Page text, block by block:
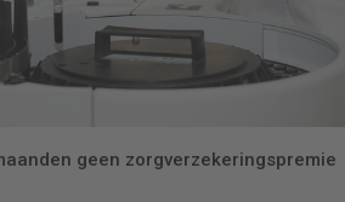
geen zorgverzekeringspremie